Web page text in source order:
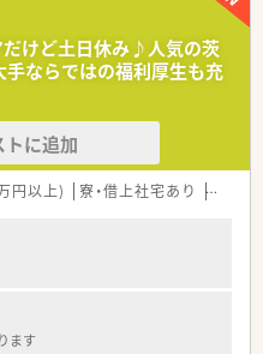
40枚から50枚となっており、そ
業務にも注力しています。
確な調剤業務や監査業務をはじ
で丁寧な服薬指導を行います。
約30名の患者様を対象とした、
いった在宅医療業務に携わりま
医薬品の在庫管理のほか、本部
運営に関する実務を行います。
ト薬剤師2名が在籍しており、
ゆとりを持って勤務できます。
だけど土日休み♪人気の茨
ならではの福利厚生も充
に追加
円以上) 寮・借上社宅あり 教育制
ます